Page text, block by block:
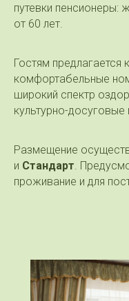
путевки пенсионеры:
от 60 лет.
Гостям предлагается
комфортабельные
широкий спектр
культурно-досуговые
Размещение
и Стандарт .
проживание и для